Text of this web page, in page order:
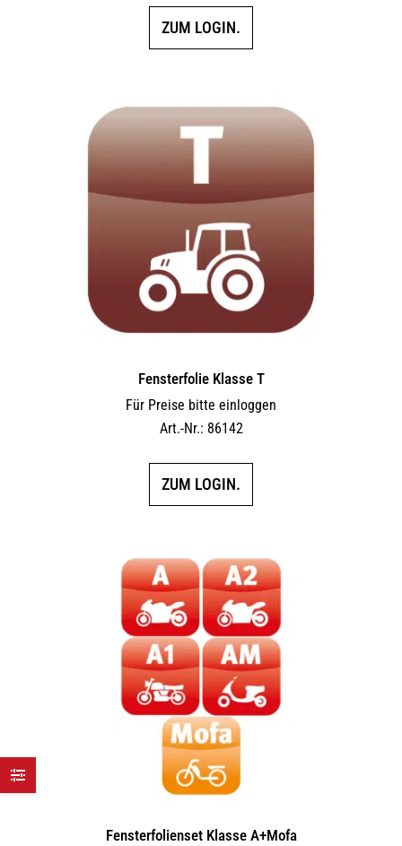
ZUM LOGIN.
Fensterfolie Klasse T
Für Preise bitte einloggen
Art.-Nr.: 86142
ZUM LOGIN.
Fensterfolienset Klasse A+Mofa